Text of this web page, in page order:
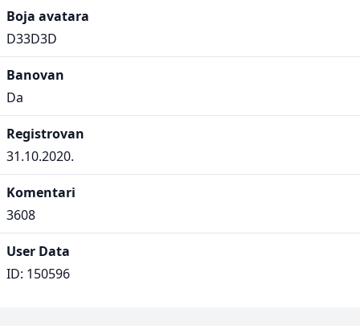
Boja avatara
D33D3D
Banovan
Da
Registrovan
31.10.2020.
Komentari
3608
User Data
ID: 150596